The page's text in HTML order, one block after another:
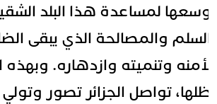
لمساعدة هذا البلد
والمصالحة الذي يبقى
وتنميته وازدهاره. وبهذه
تواصل الجزائر تصور